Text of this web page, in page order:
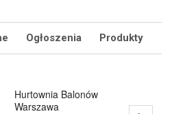
Ogłoszenia Produkty
Hurtownia Balonów
Warszawa